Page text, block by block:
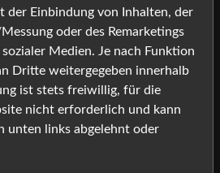
Bilder
der Einbindung von Inhalten, der
oder des Remarketings
Medien. Je nach Funktion
Dritte weitergegeben innerhalb
ist stets freiwillig, für die
nicht erforderlich und kann
unten links abgelehnt oder